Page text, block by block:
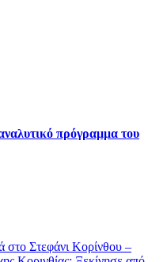
πρόγραμμα του
στο Στεφάνι Κορίνθου –